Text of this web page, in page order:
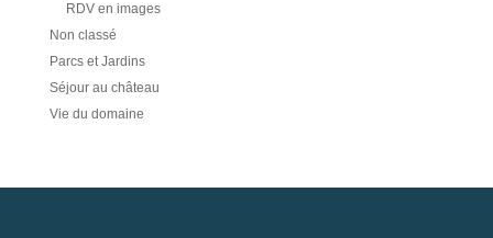
RDV en images
Non classé
Parcs et Jardins
Séjour au château
Vie du domaine